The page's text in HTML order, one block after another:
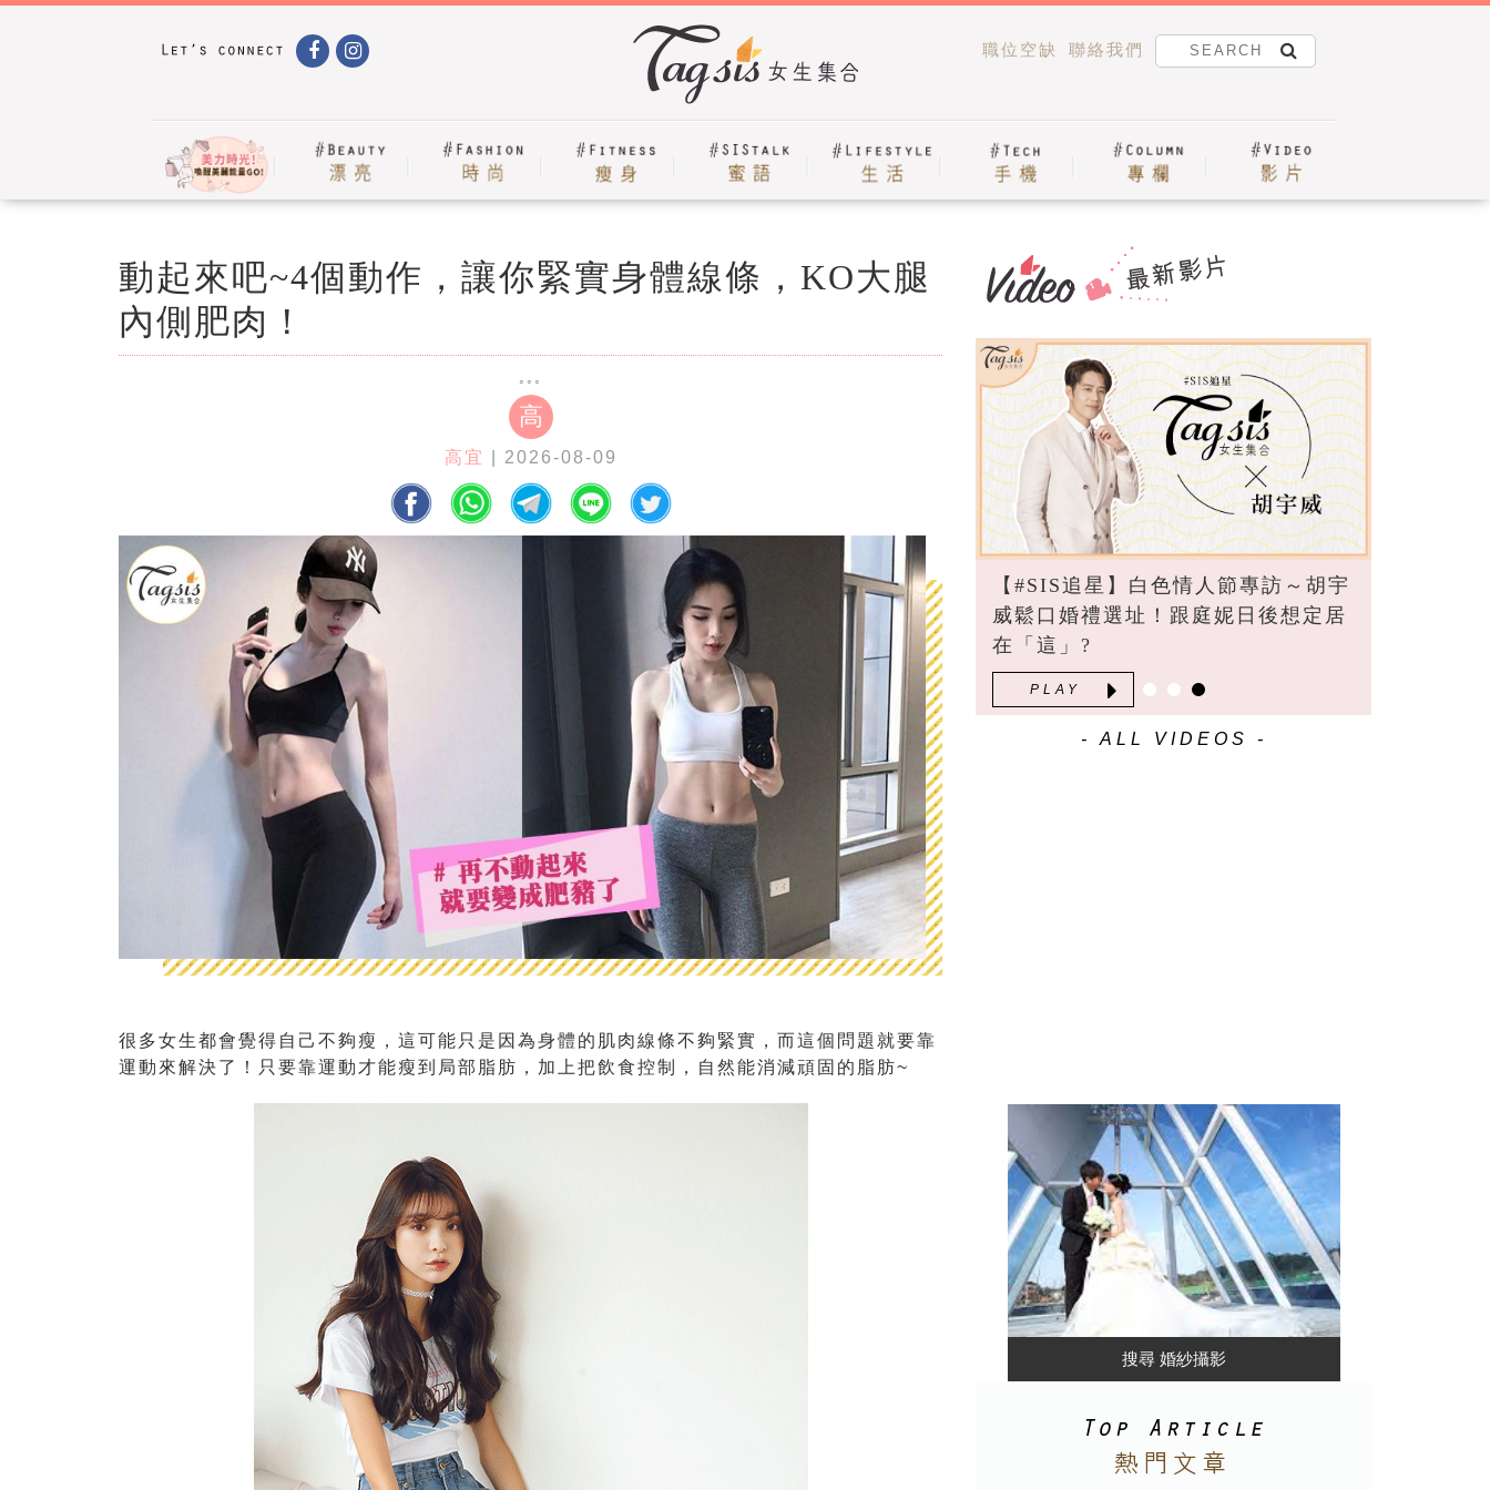
職位空缺 聯絡我們
動起來吧~4個動作，讓你緊實身體線條，KO大腿
內側肥肉！
高
高宜 | 2026-08-09
很多女生都會覺得自己不夠瘦，這可能只是因為身體的肌肉線條不夠緊實，而這個問題就要靠
運動來解決了！只要靠運動才能瘦到局部脂肪，加上把飲食控制，自然能消減頑固的脂肪~
【#SIS追星】白色情人節專訪～胡宇
威鬆口婚禮選址！跟庭妮日後想定居
在「這」?
PLAY
- ALL VIDEOS -